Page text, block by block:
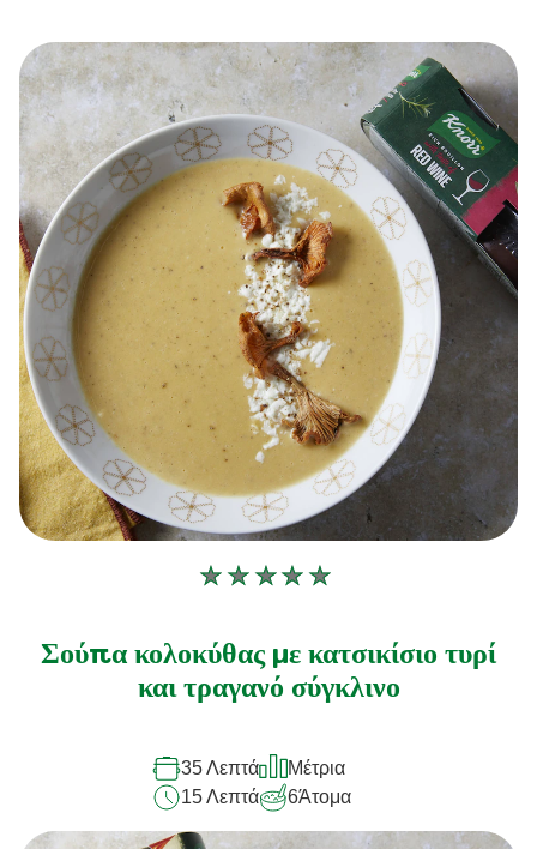
Δεν
αξιολογήσεις
για
recipe
Σούπα κολοκύθας με κατσικίσιο τυρί
και τραγανό σύγκλινο
35 Λεπτά
Μέτρια
15 Λεπτά
6Άτομα